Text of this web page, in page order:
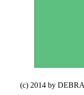
(c) 2014 by